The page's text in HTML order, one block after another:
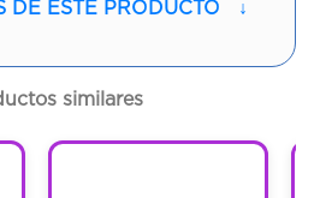
DE ESTE PRODUCTO ↓
similares